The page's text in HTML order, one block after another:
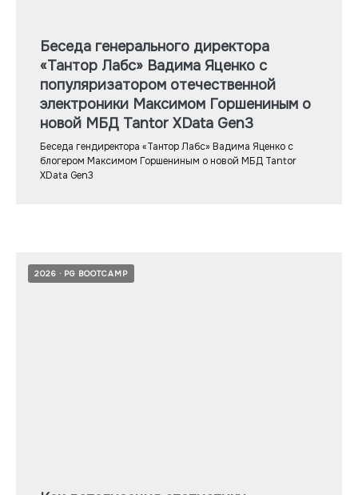
Беседа генерального директора
«Тантор Лабс» Вадима Яценко с
популяризатором отечественной
электроники Максимом Горшениным о
новой МБД Tantor XData Gen3
Беседа гендиректора «Тантор Лабс» Вадима Яценко с
блогером Максимом Горшениным о новой МБД Tantor
XData Gen3
2026 PG BOOTCAMP